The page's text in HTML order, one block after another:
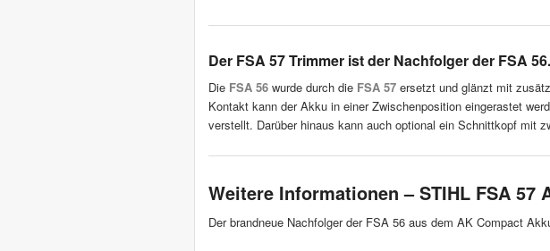
Der FSA 57 Trimmer ist der Nachfolger der FSA 56.
Die FSA 56 wurde durch die FSA 57 ersetzt und glänzt mit
Kontakt kann der Akku in einer Zwischenposition eingerastet
verstellt. Darüber hinaus kann auch optional ein Schnittkopf mit
Weitere Informationen – STIHL FSA 57
Der brandneue Nachfolger der FSA 56 aus dem AK Compact